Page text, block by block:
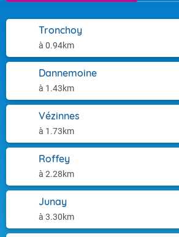
Tronchoy
à 0.94km
Dannemoine
à 1.43km
Vézinnes
à 1.73km
Roffey
à 2.28km
Junay
à 3.30km